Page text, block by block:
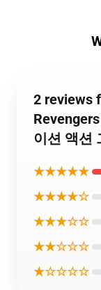
2 reviews
이션 액션
★★★★★
★★★★☆
★★★☆☆
★★☆☆☆
★☆☆☆☆